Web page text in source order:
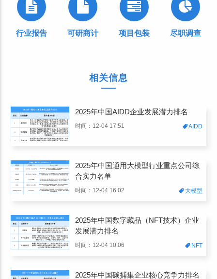
行业报告 可研商计 项目包装 尽职调查
相关信息
2025年中国AIDD企业发展潜力排名
时间：12-04 17:51 AIDD
2025年中国通用大模型行业重点公司综
合实力名单
时间：12-04 16:02 大模型
2025年中国数字藏品（NFT技术）企业
发展潜力排名
时间：12-04 10:06 NFT
2025年中国碳捕集企业核心竞争力排名